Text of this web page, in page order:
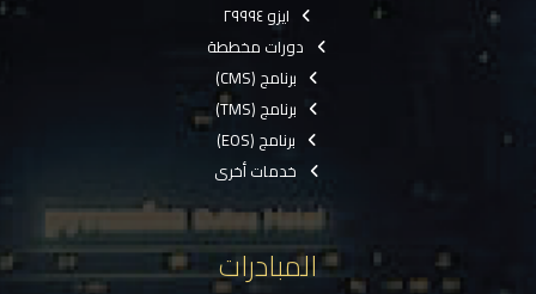
ايزو ٢٩٩٩٤
دورات مخططة
برنامج (CMS)
برنامج (TMS)
برنامج (EOS)
خدمات أخرى
المبادرات